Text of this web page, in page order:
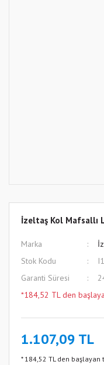
İzeltaş Kol Mafsallı
Marka
Stok Kodu
Garanti Süresi
*184,52 TL den
1.107,09 TL
* 184,52 TL den